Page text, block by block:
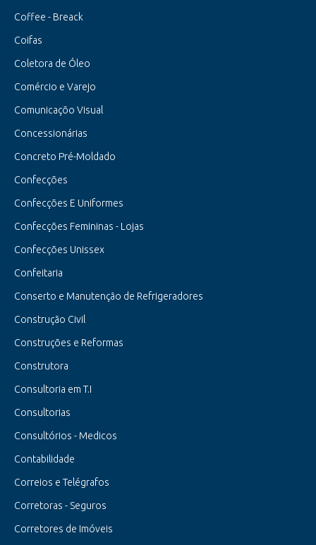
Coffee - Breack
Coifas
Coletora de Óleo
Comércio e Varejo
Comunicaçõo Visual
Concessionárias
Concreto Pré-Moldado
Confecções
Confecções E Uniformes
Confecções Femininas - Lojas
Confecções Unissex
Confeitaria
Conserto e Manutenção de Refrigeradores
Construção Civil
Construções e Reformas
Construtora
Consultoria em T.I
Consultorias
Consultórios - Medicos
Contabilidade
Correios e Telégrafos
Corretoras - Seguros
Corretores de Imóveis